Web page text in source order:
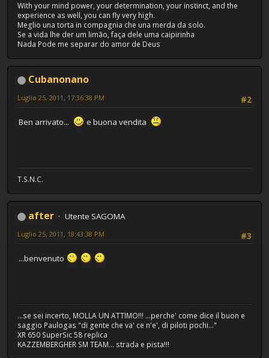
With your mind power, your determination, your instinct, and the
experience as well, you can fly very high.
Meglio una torta in compagnia che una merda da solo.
Se a vida lhe der um limão, faça dele uma caipirinha
Nada Pode me separar do amor de Deus
Cubanonano
#2
Luglio 25, 2011, 17:36:38 PM
Ben arrivato... e buona vendita
T.S.N.C.
after
Utente SAGOMA
#3
Luglio 25, 2011, 18:43:38 PM
...benvenuto
...se sei incerto, MOLLA UN ATTIMO!!! ...perche' come dice il buon e
saggio Paulogas "di gente che va' ce n'e', di piloti pochi..."
XR 650 SuperSic 58 replica
KAZZEMBERGHER SM TEAM... strada e pista!!!